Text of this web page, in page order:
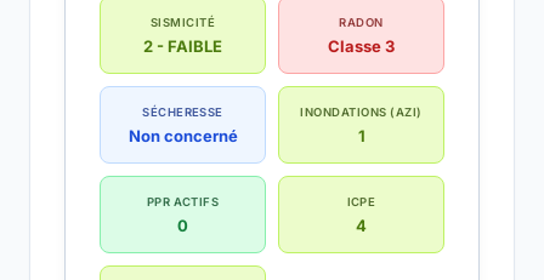
SISMICITÉ
2 - FAIBLE
RADON
Classe 3
SÉCHERESSE
Non concerné
INONDATIONS (AZI)
1
PPR ACTIFS
0
ICPE
4